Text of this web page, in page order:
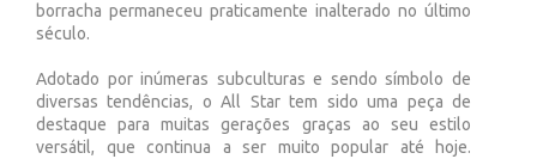
borracha permaneceu praticamente inalterado no último
século.
Adotado por inúmeras subculturas e sendo símbolo de
diversas tendências, o All Star tem sido uma peça de
destaque para muitas gerações graças ao seu estilo
versátil, que continua a ser muito popular até hoje.